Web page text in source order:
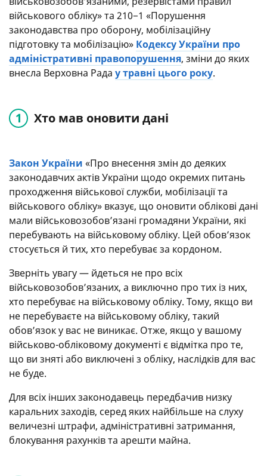
військового обліку» та 210−1 «Порушення
законодавства про оборону, мобілізаційну
підготовку та мобілізацію» Кодексу України про
адміністративні правопорушення, зміни до яких
внесла Верховна Рада у травні цього року.
Хто мав оновити дані
Закон України «Про внесення змін до деяких
законодавчих актів України щодо окремих питань
проходження військової служби, мобілізації та
військового обліку» вказує, що оновити облікові дані
мали військовозобов’язані громадяни України, які
перебувають на військовому обліку. Цей обов’язок
стосується й тих, хто перебуває за кордоном.
Зверніть увагу — йдеться не про всіх
військовозобов’язаних, а виключно про тих із них,
хто перебуває на військовому обліку. Тому, якщо ви
не перебуваєте на військовому обліку, такий
обов’язок у вас не виникає. Отже, якщо у вашому
військово-обліковому документі є відмітка про те,
що ви зняті або виключені з обліку, наслідків для вас
не буде.
Для всіх інших законодавець передбачив низку
каральних заходів, серед яких найбільше на слуху
величезні штрафи, адміністративні затримання,
блокування рахунків та арешти майна.